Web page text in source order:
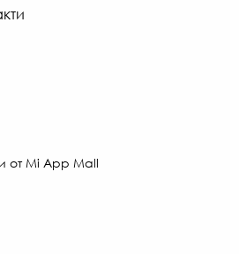
от Mi App Mall